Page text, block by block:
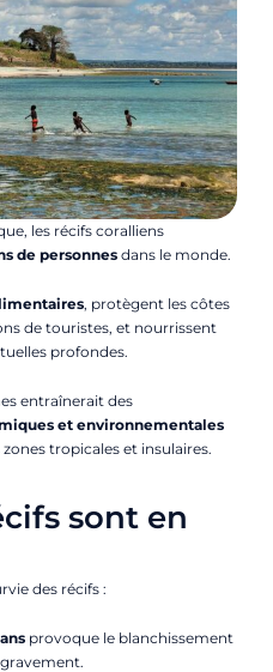
les récifs coralliens
de personnes dans le monde.
, protègent les côtes
de touristes, et nourrissent
profondes.
entraînerait des
et environnementales
tropicales et insulaires.
sont en
des récifs :
provoque le blanchissement